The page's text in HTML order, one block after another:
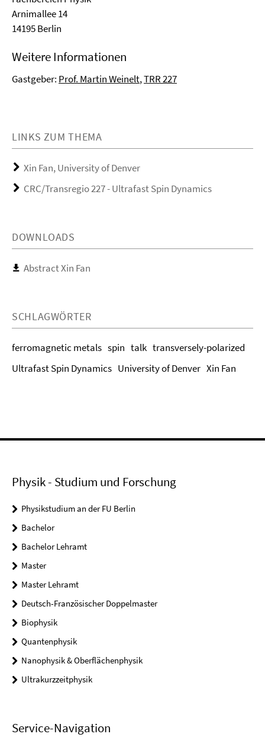
Arnimallee 14
14195 Berlin
Weitere Informationen
Gastgeber: Prof. Martin Weinelt,TRR 227
LINKS ZUM THEMA
Xin Fan, University of Denver
CRC/Transregio 227 - Ultrafast Spin Dynamics
DOWNLOADS
Abstract Xin Fan
SCHLAGWÖRTER
ferromagnetic metals spin talk transversely-polarized
Ultrafast Spin Dynamics University of Denver Xin Fan
Physik - Studium und Forschung
Physikstudium an der FU Berlin
Bachelor
Bachelor Lehramt
Master
Master Lehramt
Deutsch-Französischer Doppelmaster
Biophysik
Quantenphysik
Nanophysik & Oberflächenphysik
Ultrakurzzeitphysik
Service-Navigation